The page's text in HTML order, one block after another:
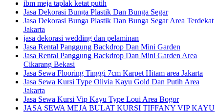
ibm meja taplak ketat putih
Jasa Dekorasi Bunga Plastik Dan Bunga Segar
Jasa Dekorasi Bunga Plastik Dan Bunga Segar Area Terdekat
Jakarta
jasa dekorasi wedding dan pelaminan
Jasa Rental Panggung Backdrop Dan Mini Garden
Jasa Rental Panggung Backdrop Dan Mini Garden Area
Cikarang Bekasi
Jasa Sewa Flooring Tinggi 7cm Karpet Hitam area Jakarta
Jasa Sewa Kursi Type Olivia Kayu Gold Dan Putih Area
Jakarta
Jasa Sewa Kursi Vip Kayu Type Loui Area Bogor
JASA SEWA MEJA BULAT KURSI TIFFANY VIP KAYU